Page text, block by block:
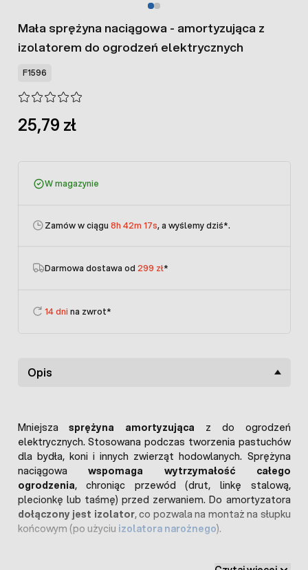
Mała sprężyna naciągowa - amortyzująca z
izolatorem do ogrodzeń elektrycznych
F1596
25,79 zł
W magazynie
Zamów w ciągu 8h 42m 17s, a wyślemy dziś*.
Darmowa dostawa od 299 zł*
14 dni na zwrot*
Opis
Mniejszasprężyna amortyzująca z do ogrodzeń
elektrycznych. Stosowana podczas tworzenia pastuchów
dla bydła, koni i innych zwierząt hodowlanych. Sprężyna
naciągowawspomaga wytrzymałość całego
ogrodzenia, chroniąc przewód (drut, linkę stalową,
plecionkę lub taśmę) przed zerwaniem. Do amortyzatora
dołączony jest izolator, co pozwala na montaż na słupku
końcowym (po użyciu izolatora narożnego).